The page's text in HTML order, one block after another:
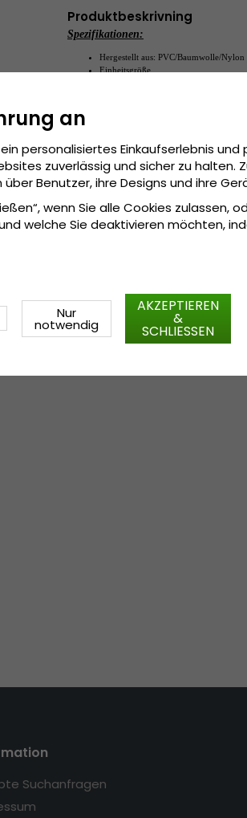
Produktbeskrivning
Spezifikationen:
Hergestellt aus: PVC/Baumwolle/Nylon
Einheitsgröße
Grösseninformationen:
Suchanfragen
an
personalisiertes Einkaufserlebnis und
zuverlässig und sicher zu halten.
Benutzer, ihre Designs und ihre
wenn Sie alle Cookies zulassen,
welche Sie deaktivieren möchten,
Nur
notwendig
AKZEPTIEREN
&
SCHLIESSEN